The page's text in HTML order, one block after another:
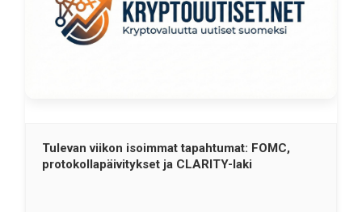
Tulevan viikon isoimmat tapahtumat: FOMC,
protokollapäivitykset ja CLARITY-laki